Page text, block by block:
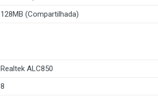
128MB (Compartilhada)
Realtek ALC850
8